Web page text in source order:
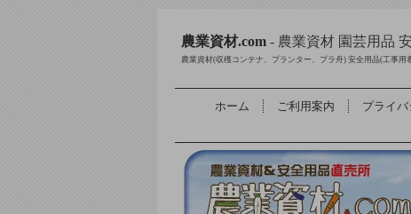
農業資材.com - 農業資材 園芸用品
農業資材(収穫コンテナ、プランター、プラ舟) 安全用品(工事
ホーム ご利用案内 プライ